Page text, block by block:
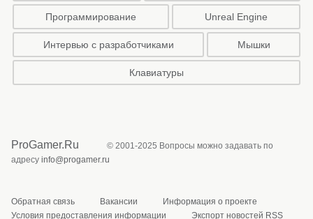
Программирование Unreal Engine
Интервью с разработчиками Мышки
Клавиатуры
ProGamer.Ru
© 2001-2025 Вопросы можно задавать по
адресу info@progamer.ru
Обратная связь Вакансии
Информация о проекте
Условия предоставления информации
Экспорт новостей RSS